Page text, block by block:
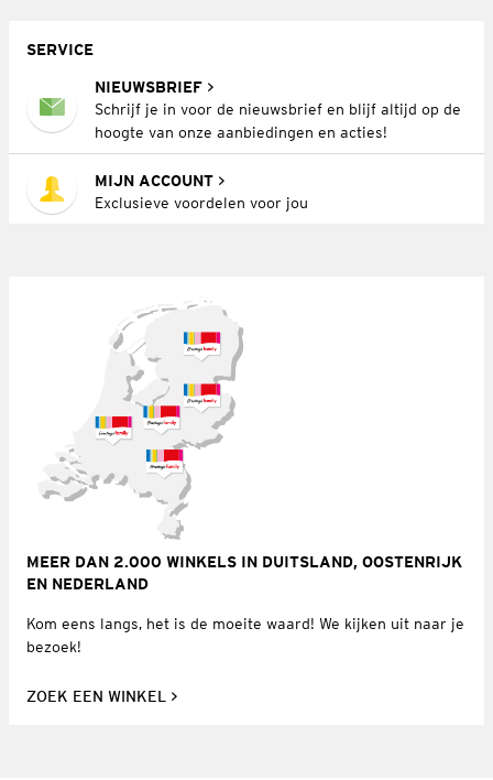
SERVICE
NIEUWSBRIEF
Schrijf je in voor de nieuwsbrief en blijf altijd op de
hoogte van onze aanbiedingen en acties!
MIJN ACCOUNT
Exclusieve voordelen voor jou
MEER DAN 2.000 WINKELS IN DUITSLAND, OOSTENRIJK
EN NEDERLAND
Kom eens langs, het is de moeite waard! We kijken uit naar je
bezoek!
ZOEK EEN WINKEL